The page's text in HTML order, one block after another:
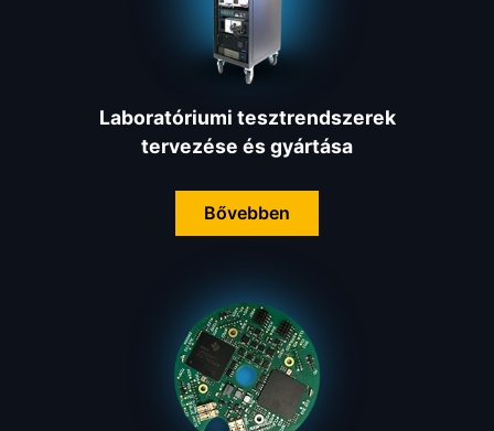
Laboratóriumi tesztrendszerek
tervezése és gyártása
Bővebben